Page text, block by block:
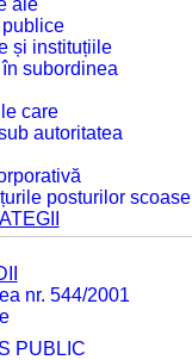
ale
și instituțiile
subordinea
care
autoritatea
posturilor
nr. 544/2001
PUBLIC